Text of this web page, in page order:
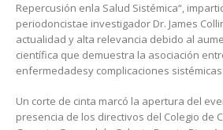
Repercusión enla Salud Sistémica“,
periodoncistae investigador Dr. James
actualidad y alta relevancia debido al
científica que demuestra la asociación
enfermedadesy complicaciones sistémicas
Un corte de cinta marcó la apertura del
presencia de los directivos del Colegio de